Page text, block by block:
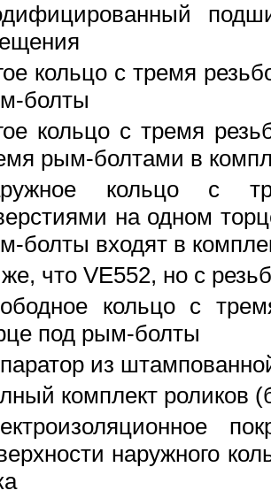
кольцо с тремя
болты
кольцо с тремя
рым-болтами в
кольцо с
на одном
болты входят в
что VE552, но с
кольцо с
под рым-болты
из
комплект роликов
наружного